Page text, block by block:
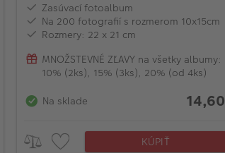
Zasúvací fotoalbum
Na 200 fotografií s rozmerom 10x15cm
Rozmery: 22 x 21 cm
MNOŽSTEVNÉ ZĽAVY na všetky albumy:
10% (2ks), 15% (3ks), 20% (od 4ks)
Na sklade
14,60
KÚPIŤ